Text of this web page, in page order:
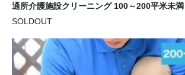
通所介護施設クリーニング 100～200平米未満
SOLDOUT